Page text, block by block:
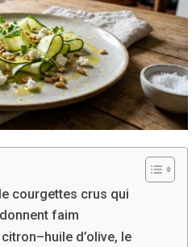
courgettes crus qui
faim
d’olive, le